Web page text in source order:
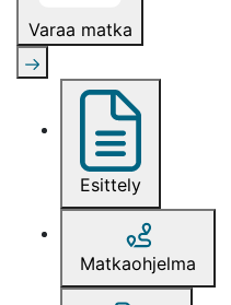
Varaa matka
Esittely
Matkaohjelma